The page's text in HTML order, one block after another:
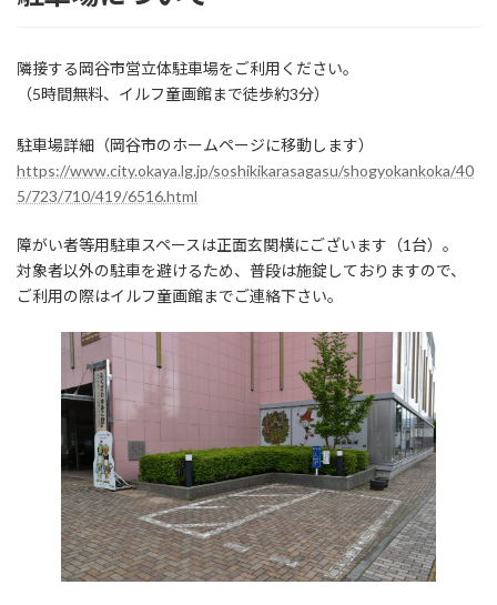
隣接する岡谷市営立体駐車場をご利用ください。
（5時間無料、イルフ童画館まで徒歩約3分）
駐車場詳細（岡谷市のホームページに移動します）
https://www.city.okaya.lg.jp/soshikikarasagasu/shogyokankoka/40
5/723/710/419/6516.html
障がい者等用駐車スペースは正面玄関横にございます（1台）。
対象者以外の駐車を避けるため、普段は施錠しておりますので、
ご利用の際はイルフ童画館までご連絡下さい。